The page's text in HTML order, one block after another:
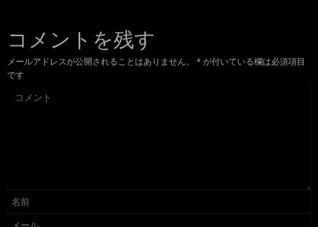
コメントを残す
メールアドレスが公開されることはありません。 * が付いている欄は必須項目
です